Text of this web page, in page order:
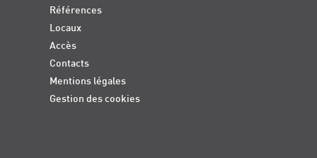
Références
Locaux
Accès
Contacts
Mentions légales
Gestion des cookies